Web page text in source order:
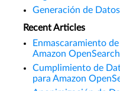
Generación de
Recent Articles
Enmascaramiento
Amazon OpenSearch
Cumplimiento de
para Amazon